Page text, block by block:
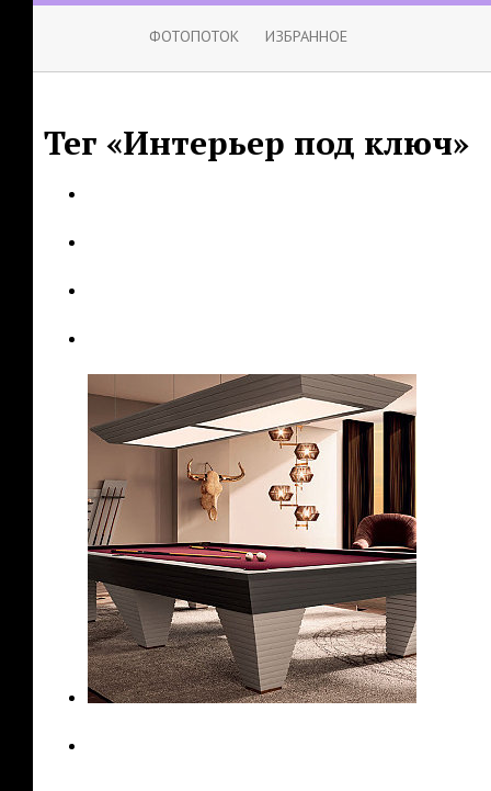
ФОТОПОТОК ИЗБРАННОЕ
Тег «Интерьер под ключ»